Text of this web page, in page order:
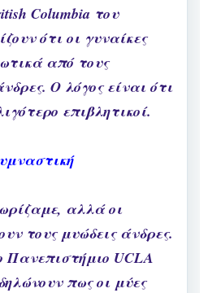
Columbia του
ότι οι γυναίκες
από τους
Ο λόγος είναι ότι
επιβλητικοί.
αλλά οι
τους μυώδεις άνδρες.
Πανεπιστήμιο UCLA
πως οι μύες